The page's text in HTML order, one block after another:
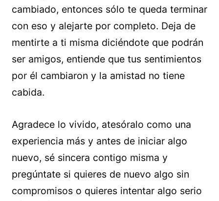
cambiado, entonces sólo te queda terminar
con eso y alejarte por completo. Deja de
mentirte a ti misma diciéndote que podrán
ser amigos, entiende que tus sentimientos
por él cambiaron y la amistad no tiene
cabida.
Agradece lo vivido, atesóralo como una
experiencia más y antes de iniciar algo
nuevo, sé sincera contigo misma y
pregúntate si quieres de nuevo algo sin
compromisos o quieres intentar algo serio